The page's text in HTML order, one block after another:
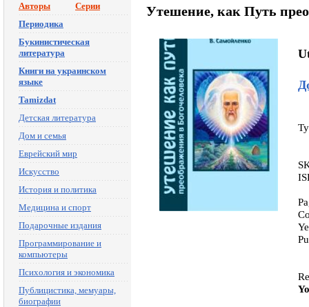
Авторы
Серии
Периодика
Букинистическая
литература
Книги на украинском
языке
Tamizdat
Детская литература
Дом и семья
Еврейский мир
Искусство
История и политика
Медицина и спорт
Подарочные издания
Программирование и
компьютеры
Психология и экономика
Публицистика, мемуары,
биографии
Утешение, как Путь